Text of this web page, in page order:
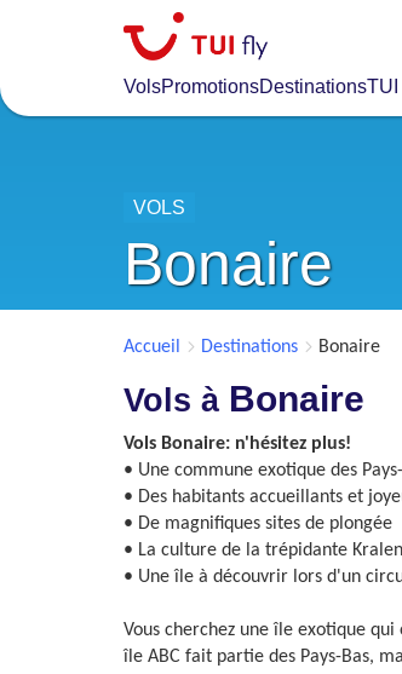
content
VolsPromotionsDestinationsTUI
VOLS
Bonaire
Accueil Destinations Bonaire
Vols à Bonaire
Vols Bonaire: n'hésitez plus!
• Une commune exotique des
• Des habitants accueillants et
• De magnifiques sites de plongée
• La culture de la trépidante
• Une île à découvrir lors d'un
Vous cherchez une île exotique
île ABC fait partie des Pays-Bas,